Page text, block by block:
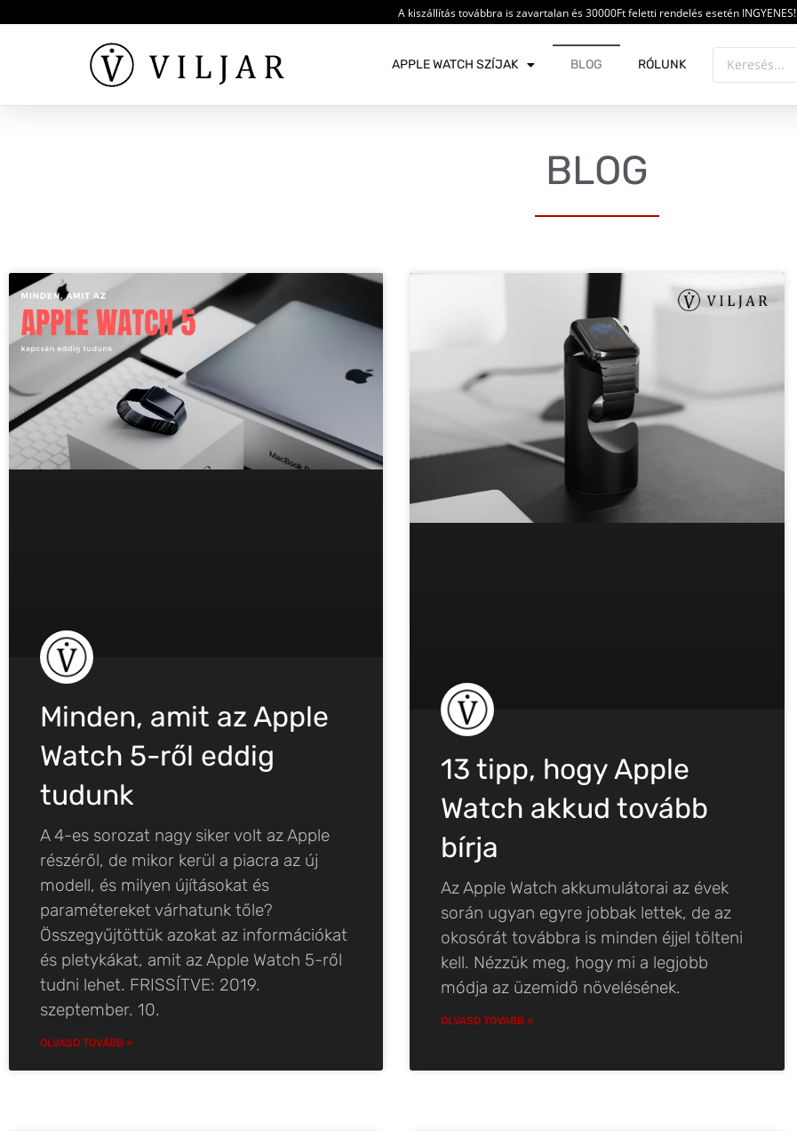
A kiszállítás továbbra is zavartalan és 30000Ft feletti rendelés esetén INGYENES!
APPLE WATCH SZÍJAK BLOG RÓLUNK
BLOG
Minden, amit az Apple
Watch 5-ről eddig
tudunk
A 4-es sorozat nagy siker volt az Apple
részéről, de mikor kerül a piacra az új
modell, és milyen újításokat és
paramétereket várhatunk tőle?
Összegyűjtöttük azokat az információkat
és pletykákat, amit az Apple Watch 5-ről
tudni lehet. FRISSÍTVE: 2019.
szeptember. 10.
OLVASD TOVÁBB »
13 tipp, hogy Apple
Watch akkud tovább
bírja
Az Apple Watch akkumulátorai az évek
során ugyan egyre jobbak lettek, de az
okosórát továbbra is minden éjjel tölteni
kell. Nézzük meg, hogy mi a legjobb
módja az üzemidő növelésének.
OLVASD TOVÁBB »